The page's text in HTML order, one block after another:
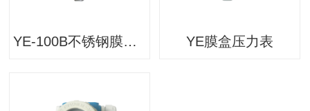
YE-100B不锈钢膜盒压力表 YE膜盒压力表